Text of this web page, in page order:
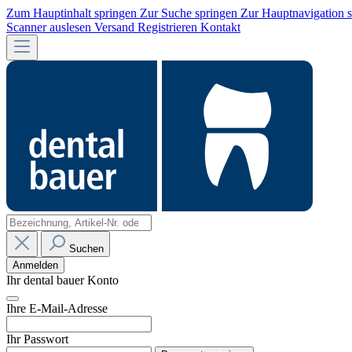
Zum Hauptinhalt springen Zur Suche springen Zur Hauptnavigation
Scanner auslesen Versand Registrieren Kontakt
Suchen
Anmelden
Ihr dental bauer Konto
Ihre E-Mail-Adresse
Ihr Passwort